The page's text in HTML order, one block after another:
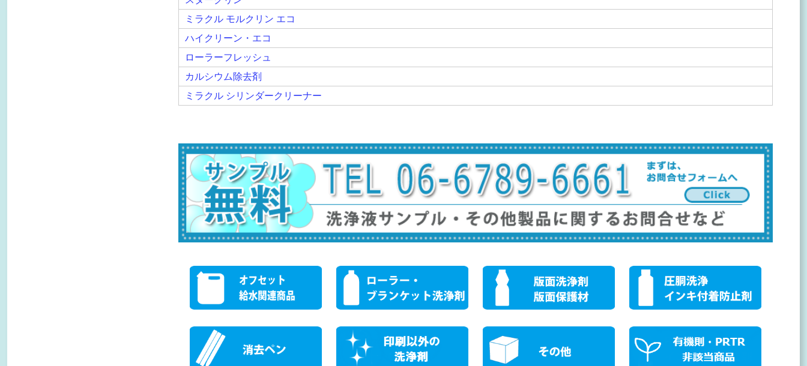
Copyright（C）2014 Murakami-Kagaku . All rights reserved v8.5.5